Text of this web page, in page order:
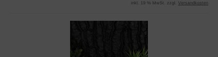
inkl. 19 % MwSt. zzgl. Versandkosten